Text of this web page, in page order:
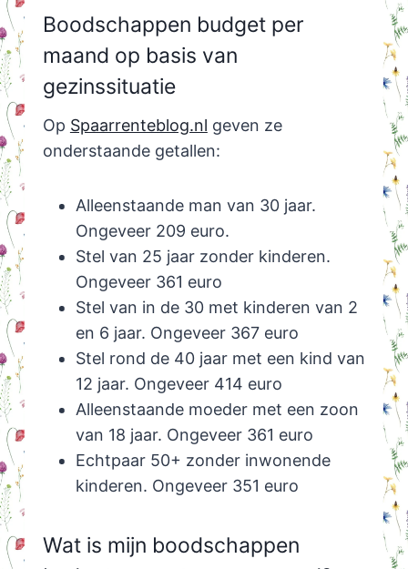
Boodschappen budget per
maand op basis van
gezinssituatie
Op Spaarrenteblog.nl geven ze
onderstaande getallen:
Alleenstaande man van 30 jaar.
Ongeveer 209 euro.
Stel van 25 jaar zonder kinderen.
Ongeveer 361 euro
Stel van in de 30 met kinderen van 2
en 6 jaar. Ongeveer 367 euro
Stel rond de 40 jaar met een kind van
12 jaar. Ongeveer 414 euro
Alleenstaande moeder met een zoon
van 18 jaar. Ongeveer 361 euro
Echtpaar 50+ zonder inwonende
kinderen. Ongeveer 351 euro
Wat is mijn boodschappen